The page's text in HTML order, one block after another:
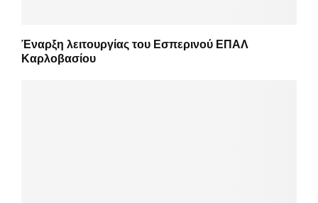
Έναρξη λειτουργίας του Εσπερινού ΕΠΑΛ
Καρλοβασίου